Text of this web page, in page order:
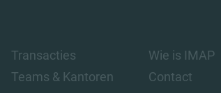
Transacties
Teams & Kantoren
Wie is IMAP
Contact